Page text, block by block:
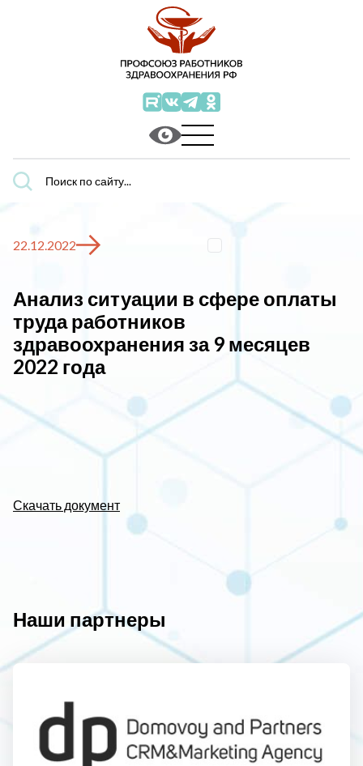
Поиск
по
22.12.2022
Анализ ситуации в сфере оплаты
труда работников
здравоохранения за 9 месяцев
2022 года
Скачать документ
Наши партнеры